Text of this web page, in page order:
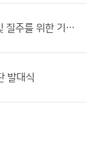
2018 평창 동계올림픽, 금빛 질주를 위한 기상지원 준비 끝!
발대식